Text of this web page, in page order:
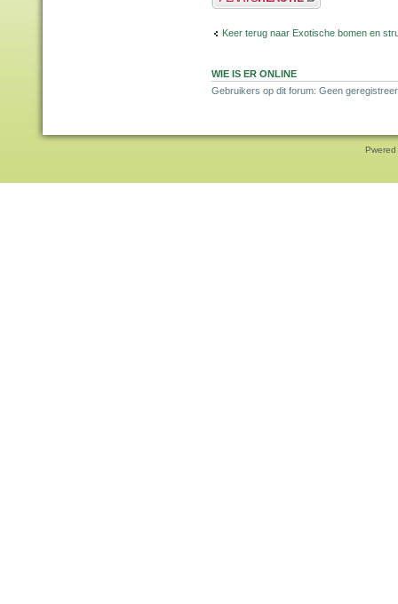
Keer terug naar Exotische bomen en
WIE IS ER ONLINE
Gebruikers op dit forum: Geen